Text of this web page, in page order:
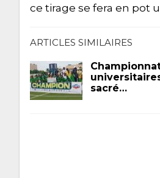
ce tirage se fera en pot
ARTICLES SIMILAIRES
sacré…